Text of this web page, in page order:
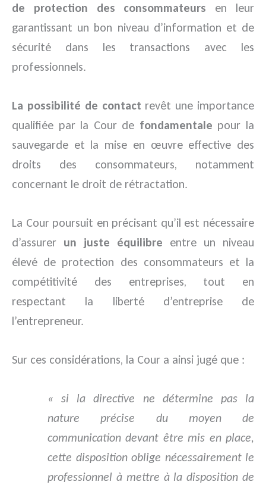
de protection des consommateurs en leur
garantissant un bon niveau d’information et de
sécurité dans les transactions avec les
professionnels.
La possibilité de contact revêt une importance
qualifiée par la Cour de fondamentale pour la
sauvegarde et la mise en œuvre effective des
droits des consommateurs, notamment
concernant le droit de rétractation.
La Cour poursuit en précisant qu’il est nécessaire
d’assurer un juste équilibre entre un niveau
élevé de protection des consommateurs et la
compétitivité des entreprises, tout en
respectant la liberté d’entreprise de
l’entrepreneur.
Sur ces considérations, la Cour a ainsi jugé que :
« si la directive ne détermine pas la
nature précise du moyen de
communication devant être mis en place,
cette disposition oblige nécessairement le
professionnel à mettre à la disposition de